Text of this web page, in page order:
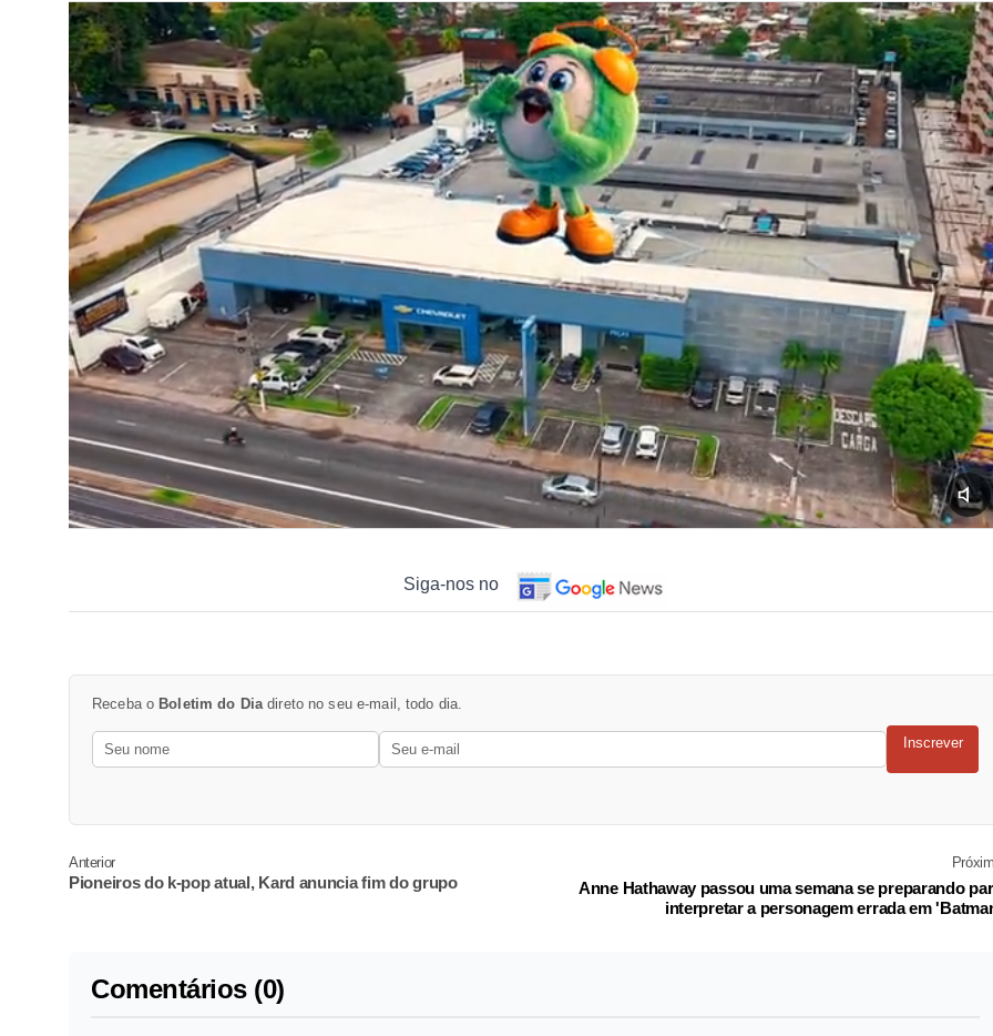
Siga-nos no
Receba o Boletim do Diadireto no seu e-mail, todo dia.
Inscrever
Anterior
Pioneiros do k-pop atual, Kard anuncia fim do grupo
Anne Hathaway passou uma semana se preparando
interpretar a personagem errada em
Comentários (0)